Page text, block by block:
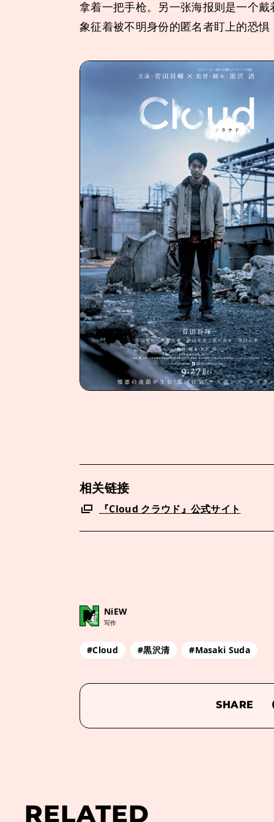
拿着一把手枪。另一张海报则是一个
象征着被不明身份的匿名者盯上的恐
相关链接
『Cloud クラウド』公式サイト
NiEW
写作
#Cloud #黒沢清 #Masaki Suda
SHARE
RELATED